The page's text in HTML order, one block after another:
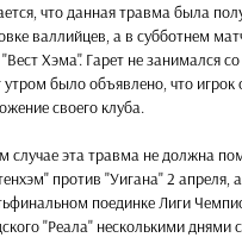
что данная травма была
валлийцев, а в субботнем
Хэма". Гарет не занимался
утром было объявлено, что игрок
своего клуба.
случае эта травма не должна
против "Уигана" 2 апреля,
поединке Лиги
"Реала" несколькими днями